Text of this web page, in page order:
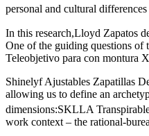
personal and cultural
In this research,Lloyd Zapatos
One of the guiding questions
Teleobjetivo para con montura
Shinelyf Ajustables Zapatillas
allowing us to define an
dimensions:SKLLA
work context – the rational-